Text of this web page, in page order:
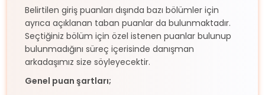
Belirtilen giriş puanları dışında bazı bölümler için
ayrıca açıklanan taban puanlar da bulunmaktadır.
Seçtiğiniz bölüm için özel istenen puanlar bulunup
bulunmadığını süreç içerisinde danışman
arkadaşımız size söyleyecektir.
Genel puan şartları;